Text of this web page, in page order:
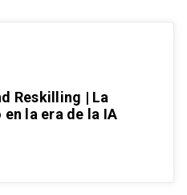
Reskilling | La
la era de la IA